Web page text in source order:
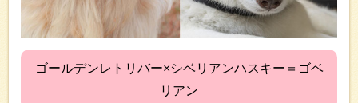
ゴールデンレトリバー×シベリアンハスキー＝ゴベ
リアン